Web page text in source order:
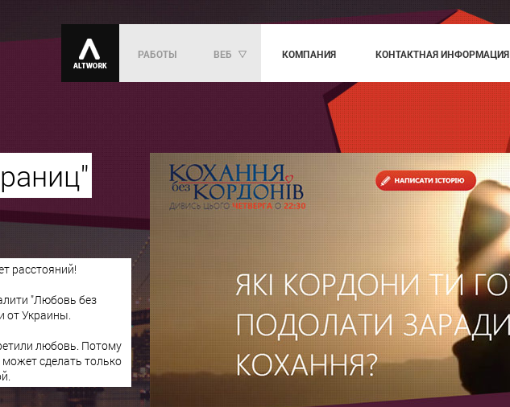
РАБОТЫ ВЕБ КОМПАНИЯ KОНТАКТНАЯ ИНФОРМАЦИЯ
расстояний!
"Любовь без
от Украины.
любовь. Потому
сделать только